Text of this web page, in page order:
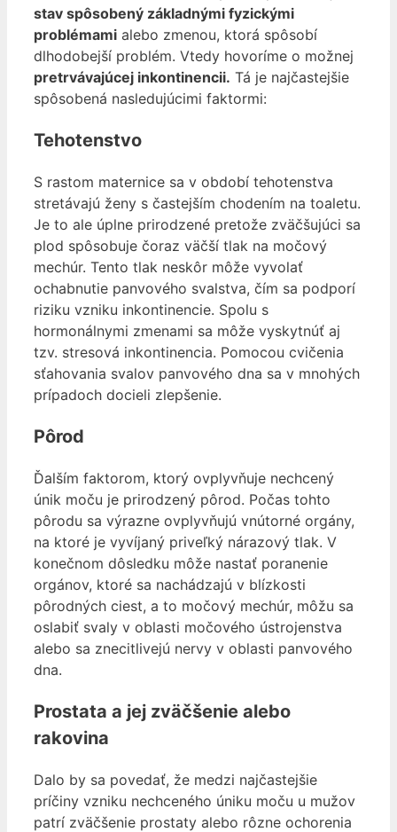
stav spôsobený základnými fyzickými
problémami alebo zmenou, ktorá spôsobí
dlhodobejší problém. Vtedy hovoríme o možnej
pretrvávajúcej inkontinencii. Tá je najčastejšie
spôsobená nasledujúcimi faktormi:
Tehotenstvo
S rastom maternice sa v období tehotenstva
stretávajú ženy s častejším chodením na toaletu.
Je to ale úplne prirodzené pretože zväčšujúci sa
plod spôsobuje čoraz väčší tlak na močový
mechúr. Tento tlak neskôr môže vyvolať
ochabnutie panvového svalstva, čím sa podporí
riziku vzniku inkontinencie. Spolu s
hormonálnymi zmenami sa môže vyskytnúť aj
tzv. stresová inkontinencia. Pomocou cvičenia
sťahovania svalov panvového dna sa v mnohých
prípadoch docieli zlepšenie.
Pôrod
Ďalším faktorom, ktorý ovplyvňuje nechcený
únik moču je prirodzený pôrod. Počas tohto
pôrodu sa výrazne ovplyvňujú vnútorné orgány,
na ktoré je vyvíjaný priveľký nárazový tlak. V
konečnom dôsledku môže nastať poranenie
orgánov, ktoré sa nachádzajú v blízkosti
pôrodných ciest, a to močový mechúr, môžu sa
oslabiť svaly v oblasti močového ústrojenstva
alebo sa znecitlivejú nervy v oblasti panvového
dna.
Prostata a jej zväčšenie alebo
rakovina
Dalo by sa povedať, že medzi najčastejšie
príčiny vzniku nechceného úniku moču u mužov
patrí zväčšenie prostaty alebo rôzne ochorenia